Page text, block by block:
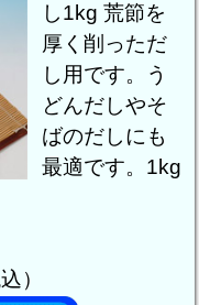
し1kg荒節を
厚く削っただ
し用です。う
どんだしやそ
ばのだしにも
最適です。1kg
）